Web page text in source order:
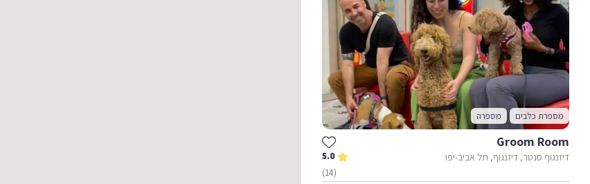
מספרת כלבים מספרה
Groom Room
דיזנגוף סנטר, דיזנגוף, תל אביב-יפו
5.0
(14)